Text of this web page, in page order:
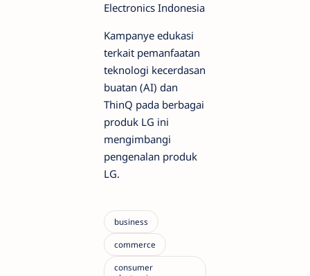
Electronics Indonesia
Kampanye edukasi
terkait pemanfaatan
teknologi kecerdasan
buatan (AI) dan
ThinQ pada berbagai
produk LG ini
mengimbangi
pengenalan produk
LG.